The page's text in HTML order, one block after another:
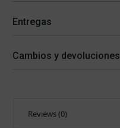
Entregas
Cambios y devoluciones
Reviews (0)